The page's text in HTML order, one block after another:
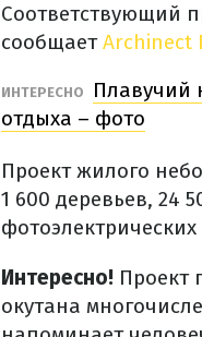
Соответствующий
сообщаетArchinect
ИНТЕРЕСНО
Плавучий
отдыха – фото
Проект жилого
1 600 деревьев, 24
Интересно! Проект
окутана